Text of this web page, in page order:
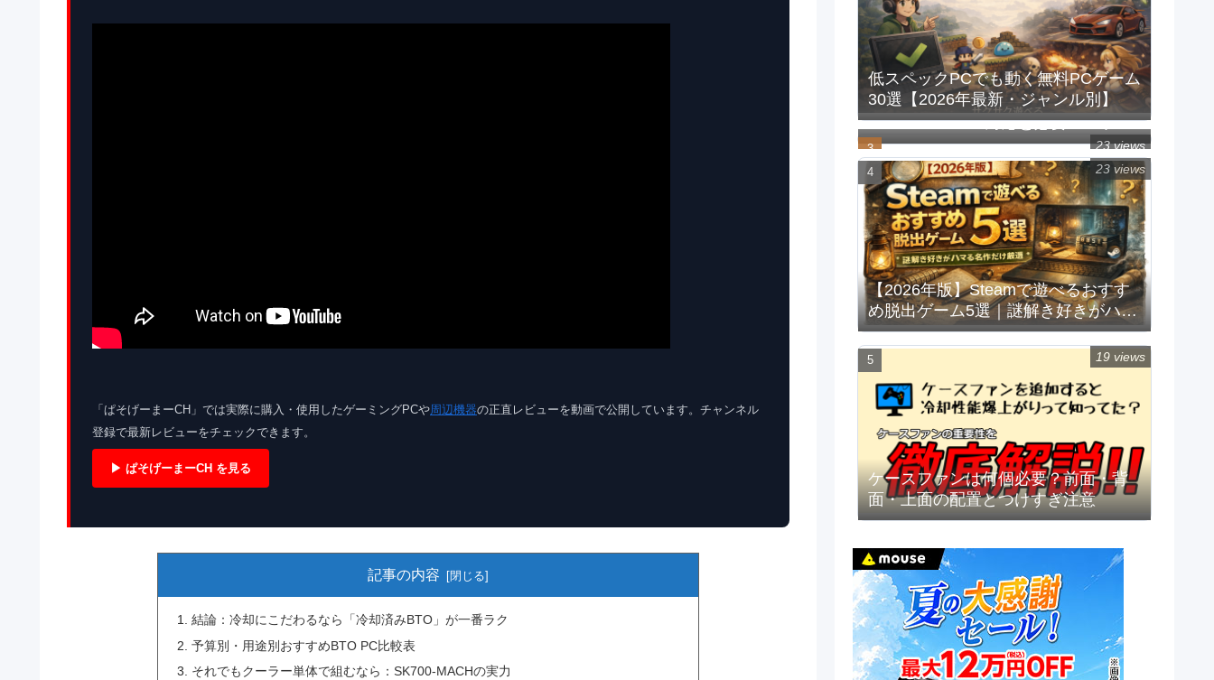
「ぱそげーまーCH」では実際に購入・使用したゲーミングPCや周辺機器の正直レビューを動画で公開しています。チャンネル
登録で最新レビューをチェックできます。
▶ ぱそげーまーCH を見る
記事の内容
結論：冷却にこだわるなら「冷却済みBTO」が一番ラク
予算別・用途別おすすめBTO PC比較表
それでもクーラー単体で組むなら：SK700-MACHの実力
低スペックPCでも動く無料PCゲーム
30選【2026年最新・ジャンル別】
PCで遊べるFFシリーズ一覧｜
Steam/Windows対応と必要スペック
【2026年版】
23 views
【2026年版】Steamで遊べるおすす
め脱出ゲーム5選｜謎解き好きがハマ
る名作だけ厳選
23 views
ケースファンは何個必要？前面・背
面・上面の配置とつけすぎ注意
19 views